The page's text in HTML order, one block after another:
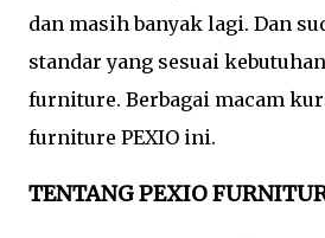
dan masih banyak lagi. Dan
standar yang sesuai
furniture. Berbagai macam
furniture PEXIO ini.
TENTANG PEXIO